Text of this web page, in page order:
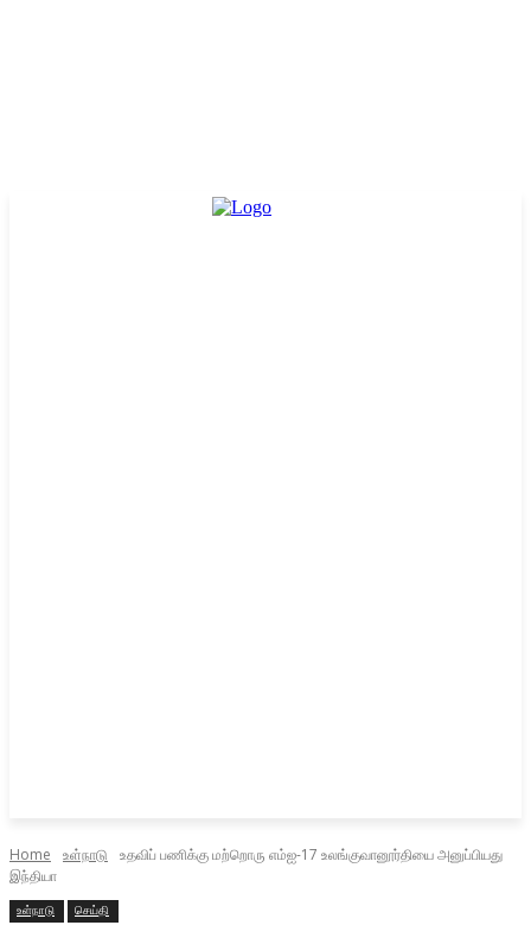
Home உள்நாடு
உதவிப் பணிக்கு மற்றொரு எம்ஐ-17 உலங்குவானூர்தியை அனுப்பியது
இந்தியா
உள்நாடு செய்தி